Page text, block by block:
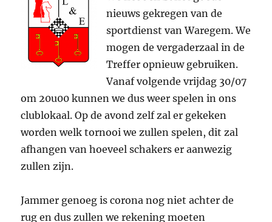
nieuws gekregen van de
sportdienst van Waregem. We
mogen de vergaderzaal in de
Treffer opnieuw gebruiken.
Vanaf volgende vrijdag 30/07
om 20u00 kunnen we dus weer spelen in ons
clublokaal. Op de avond zelf zal er gekeken
worden welk tornooi we zullen spelen, dit zal
afhangen van hoeveel schakers er aanwezig
zullen zijn.
Jammer genoeg is corona nog niet achter de
rug en dus zullen we rekening moeten